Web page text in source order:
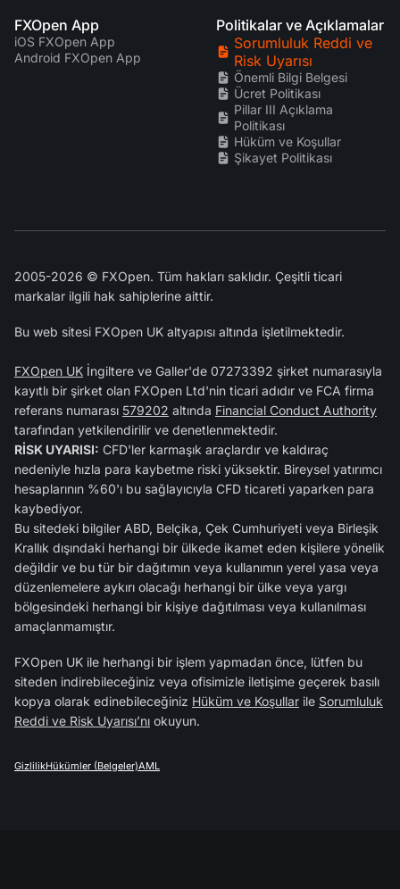
FXOpen App
iOS FXOpen App
Android FXOpen App
Politikalar ve Açıklamalar
Sorumluluk Reddi ve
Risk Uyarısı
Önemli Bilgi Belgesi
Ücret Politikası
Pillar III Açıklama
Politikası
Hüküm ve Koşullar
Şikayet Politikası
2005-2026 © FXOpen. Tüm hakları saklıdır. Çeşitli ticari
markalar ilgili hak sahiplerine aittir.
Bu web sitesi FXOpen UK altyapısı altında işletilmektedir.
FXOpen UK İngiltere ve Galler'de 07273392 şirket numarasıyla
kayıtlı bir şirket olan FXOpen Ltd'nin ticari adıdır ve FCA firma
referans numarası 579202 altında Financial Conduct Authority
tarafından yetkilendirilir ve denetlenmektedir.
RİSK UYARISI: CFD'ler karmaşık araçlardır ve kaldıraç
nedeniyle hızla para kaybetme riski yüksektir. Bireysel yatırımcı
hesaplarının %60'ı bu sağlayıcıyla CFD ticareti yaparken para
kaybediyor.
Bu sitedeki bilgiler ABD, Belçika, Çek Cumhuriyeti veya Birleşik
Krallık dışındaki herhangi bir ülkede ikamet eden kişilere yönelik
değildir ve bu tür bir dağıtımın veya kullanımın yerel yasa veya
düzenlemelere aykırı olacağı herhangi bir ülke veya yargı
bölgesindeki herhangi bir kişiye dağıtılması veya kullanılması
amaçlanmamıştır.
FXOpen UK ile herhangi bir işlem yapmadan önce, lütfen bu
siteden indirebileceğiniz veya ofisimizle iletişime geçerek basılı
kopya olarak edinebileceğiniz Hüküm ve Koşullar ile Sorumluluk
Reddi ve Risk Uyarısı’nı okuyun.
GizlilikHükümler (Belgeler)AML